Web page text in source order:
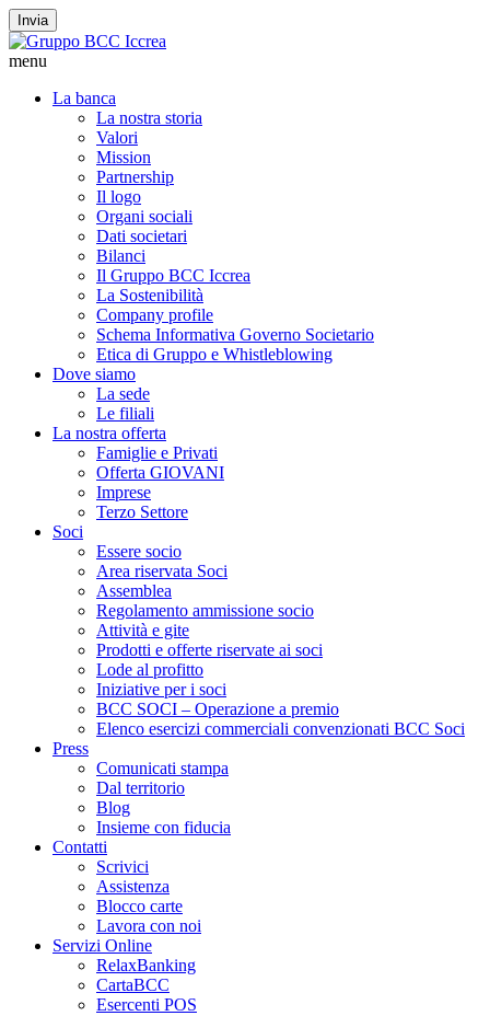
Invia
menu
La banca
La nostra storia
Valori
Mission
Partnership
Il logo
Organi sociali
Dati societari
Bilanci
Il Gruppo BCC Iccrea
La Sostenibilità
Company profile
Schema Informativa Governo Societario
Etica di Gruppo e Whistleblowing
Dove siamo
La sede
Le filiali
La nostra offerta
Famiglie e Privati
Offerta GIOVANI
Imprese
Terzo Settore
Soci
Essere socio
Area riservata Soci
Assemblea
Regolamento ammissione socio
Attività e gite
Prodotti e offerte riservate ai soci
Lode al profitto
Iniziative per i soci
BCC SOCI – Operazione a premio
Elenco esercizi commerciali convenzionati BCC Soci
Press
Comunicati stampa
Dal territorio
Blog
Insieme con fiducia
Contatti
Scrivici
Assistenza
Blocco carte
Lavora con noi
Servizi Online
RelaxBanking
CartaBCC
Esercenti POS